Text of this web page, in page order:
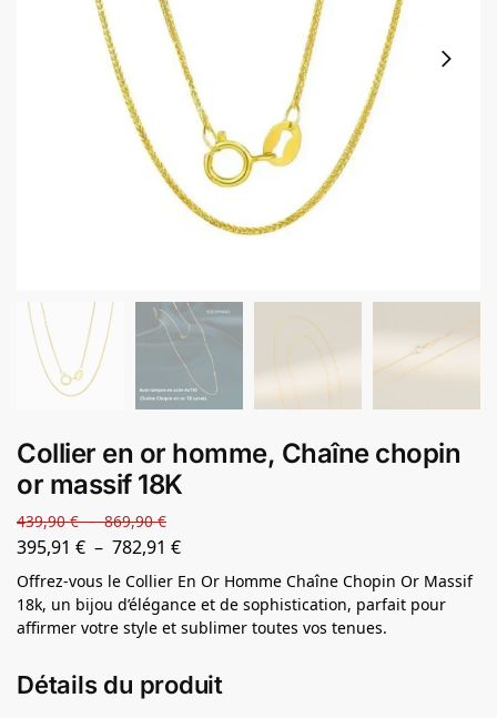
Collier en or homme, Chaîne chopin
or massif 18K
439,90€ – 869,90€
395,91 € – 782,91 €
Offrez-vous le Collier En Or Homme Chaîne Chopin Or Massif
18k, un bijou d’élégance et de sophistication, parfait pour
affirmer votre style et sublimer toutes vos tenues.
Détails du produit